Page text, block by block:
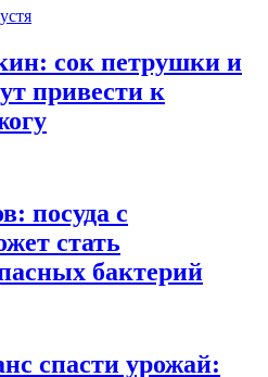
сок петрушки и
привести к
посуда с
стать
бактерий
спасти урожай: